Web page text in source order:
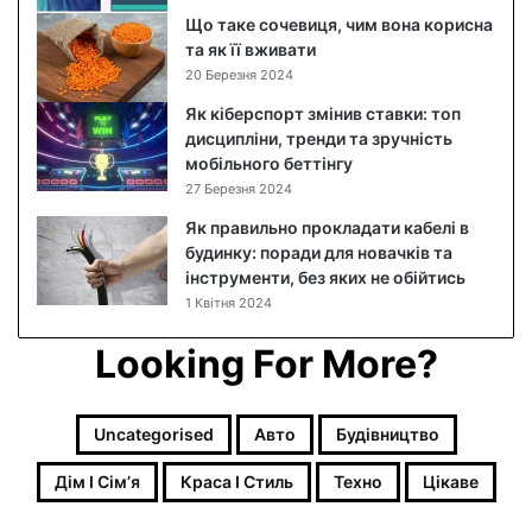
п
о
к
р
о
к
о
в
и
й
р
е
е
о
Що таке сочевиця, чим вона корисна
та як її вживати
20 Березня 2024
Як кіберспорт змінив ставки: топ
дисципліни, тренди та зручність
мобільного беттінгу
27 Березня 2024
Як правильно прокладати кабелі в
будинку: поради для новачків та
інструменти, без яких не обійтись
1 Квітня 2024
Looking For More?
Uncategorised Авто Будівництво
Дім І Сімʼя Краса І Стиль Техно Цікаве